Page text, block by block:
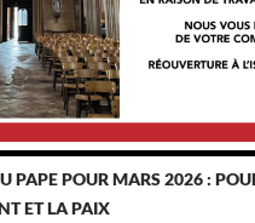
PAPE POUR MARS 2026 :
ET LA PAIX